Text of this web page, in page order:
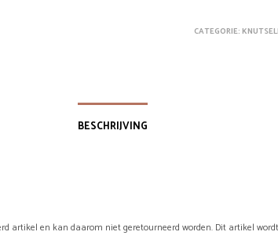
CATEGORIE:
BESCHRIJVING
artikel en kan daarom niet geretourneerd worden. Dit artikel